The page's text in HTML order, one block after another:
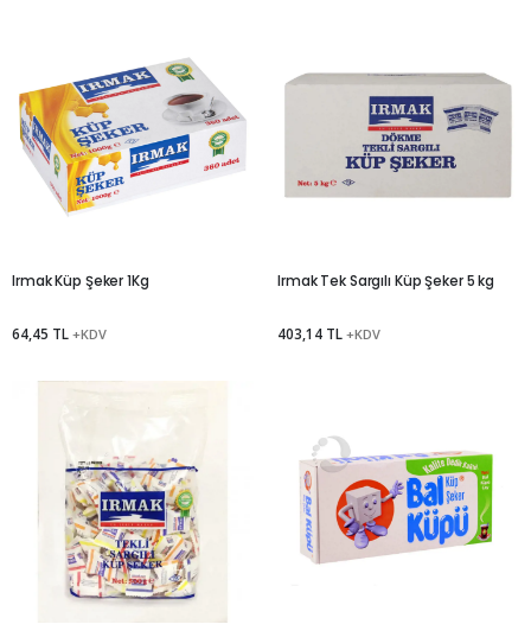
Irmak Küp Şeker 1Kg
64,45 TL +KDV
Irmak Tek Sargılı Küp Şeker 5 kg
403,14 TL +KDV